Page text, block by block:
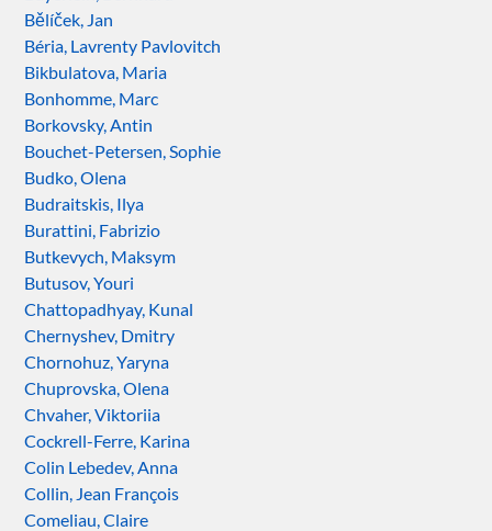
Bělíček, Jan
Béria, Lavrenty Pavlovitch
Bikbulatova, Maria
Bonhomme, Marc
Borkovsky, Antin
Bouchet-Petersen, Sophie
Budko, Olena
Budraitskis, Ilya
Burattini, Fabrizio
Butkevych, Maksym
Butusov, Youri
Chattopadhyay, Kunal
Chernyshev, Dmitry
Chornohuz, Yaryna
Chuprovska, Olena
Chvaher, Viktoriia
Cockrell-Ferre, Karina
Colin Lebedev, Anna
Collin, Jean François
Comeliau, Claire